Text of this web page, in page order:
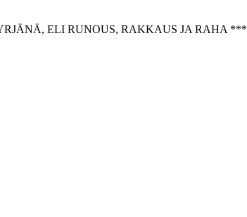
ELI RUNOUS, RAKKAUS JA RAHA ***